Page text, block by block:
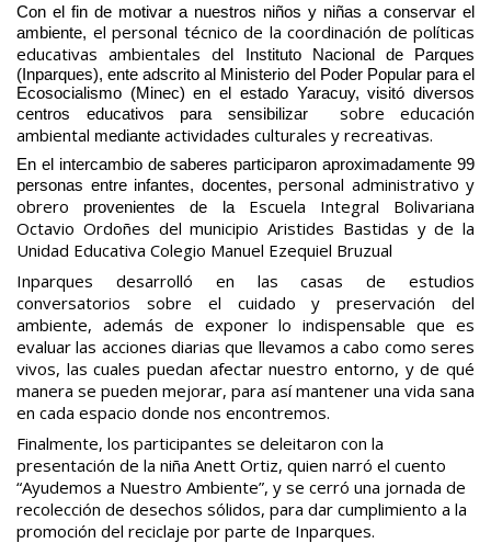
Con el fin de motivar a nuestros niños y niñas a conservar el
ambiente, el personal técnico de la coordinación de políticas
educativas ambientales del Instituto Nacional de Parques
(Inparques), ente adscrito al Ministerio del Poder Popular para el
Ecosocialismo (Minec) en el estado Yaracuy, visitó diversos
centros educativos para sensibilizar
sobre educación
ambiental mediante actividades culturales y recreativas.
En el intercambio de saberes participaron aproximadamente 99
personas entre infantes, docentes, personal administrativo y
obrero
provenientes de la Escuela Integral Bolivariana
Octavio Ordoñes del municipio Aristides Bastidas y de la
Unidad Educativa Colegio Manuel Ezequiel Bruzual
Inparques desarrolló en las casas de estudios
conversatorios sobre el cuidado y preservación del
ambiente, además de exponer lo indispensable que es
evaluar las acciones diarias que llevamos a cabo como seres
vivos, las cuales puedan afectar nuestro entorno, y de qué
manera se pueden mejorar, para así mantener una vida sana
en cada espacio donde nos encontremos.
Finalmente, los participantes se deleitaron con la
presentación de la niña Anett Ortiz, quien narró el cuento
“Ayudemos a Nuestro Ambiente”, y se cerró una jornada de
recolección de desechos sólidos, para dar cumplimiento a la
promoción del reciclaje por parte de Inparques.